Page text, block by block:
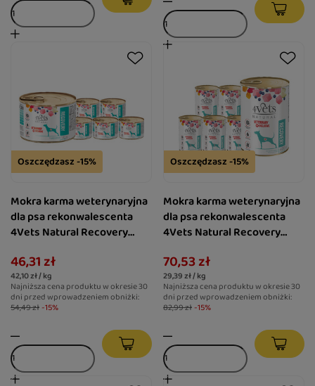
Oszczędzasz -15%
Mokra karma weterynaryjna
dla psa rekonwalescenta
4Vets Natural Recovery
46,31 zł
42,10 zł / kg
Najniższa cena produktu w okresie 30
dni przed wprowadzeniem obniżki:
54,49 zł -15%
Oszczędzasz -15%
Mokra karma weterynaryjna
dla psa rekonwalescenta
4Vets Natural Recovery
70,53 zł
29,39 zł / kg
Najniższa cena produktu w okresie 30
dni przed wprowadzeniem obniżki:
82,99 zł -15%